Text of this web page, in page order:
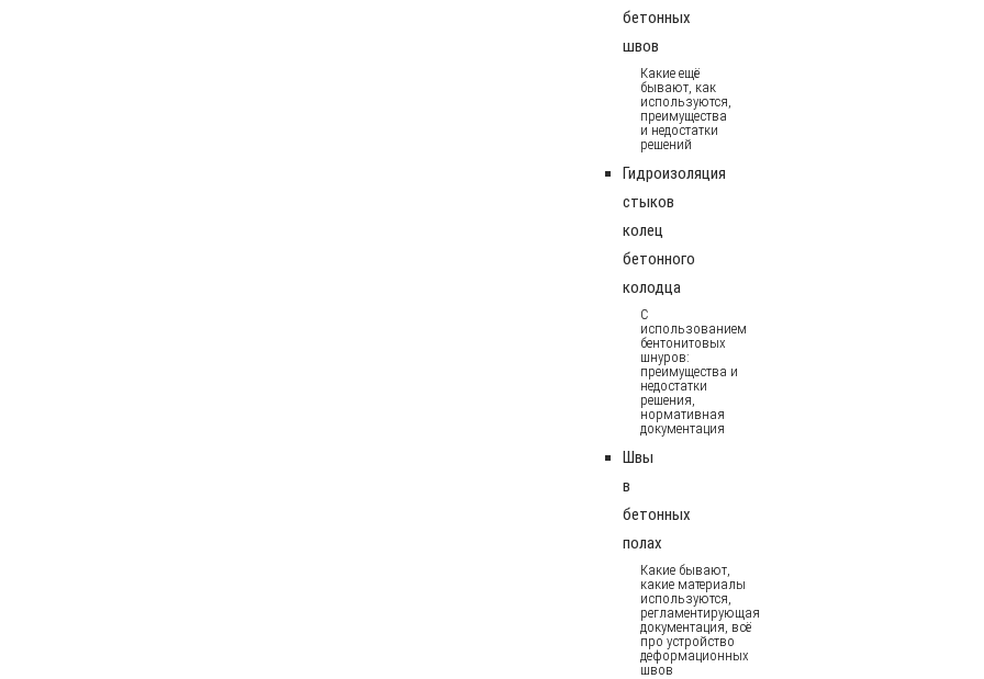
бетонных
швов
Какие ещё
бывают, как
используются,
преимущества
и недостатки
решений
Гидроизоляция
стыков
колец
бетонного
колодца
С
использованием
бентонитовых
шнуров:
преимущества и
недостатки
решения,
нормативная
документация
Швы
в
бетонных
полах
Какие бывают,
какие материалы
используются,
регламентирующая
документация, всё
про устройство
деформационных
швов